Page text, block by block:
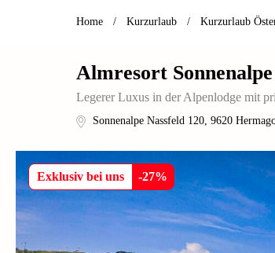
Home / Kurzurlaub / Kurzurlaub
Almresort
Legerer Luxus in der Alpenlodge mit
Sonnenalpe Nassfeld 120, 9620
Exklusiv bei uns -27%